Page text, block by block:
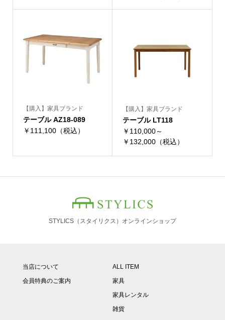
【購入】家具ブランド
テーブル AZ18-089
￥111,100（税込）
【購入】家具ブランド
テーブル LT118
￥110,000～
￥132,000（税込）
STYLICS（スタイリクス）オンラインショップ
当店について
会員特典のご案内
ALL ITEM
家具
家具レンタル
雑貨